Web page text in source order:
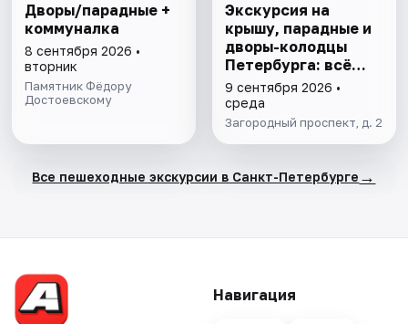
Дворы/парадные +
коммуналка
8 сентября 2026 •
вторник
Памятник Фёдору
Достоевскому
Экскурсия на
крышу, парадные и
дворы-колодцы
Петербурга: всё
включено
9 сентября 2026 •
среда
Загородный проспект, д. 2
Все пешеходные экскурсии в Санкт-Петербурге →
Навигация